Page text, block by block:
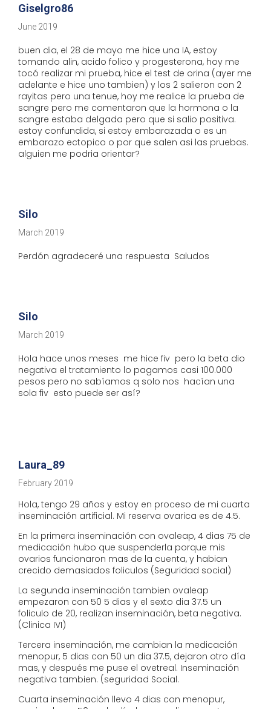
Giselgro86
June 2019
buen dia, el 28 de mayo me hice una IA, estoy
tomando alin, acido folico y progesterona, hoy me
tocó realizar mi prueba, hice el test de orina (ayer me
adelante e hice uno tambien) y los 2 salieron con 2
rayitas pero una tenue, hoy me realice la prueba de
sangre pero me comentaron que la hormona o la
sangre estaba delgada pero que si salio positiva.
estoy confundida, si estoy embarazada o es un
embarazo ectopico o por que salen asi las pruebas.
alguien me podria orientar?
Silo
March 2019
Perdón agradeceré una respuesta Saludos
Silo
March 2019
Hola hace unos meses me hice fiv pero la beta dio
negativa el tratamiento lo pagamos casi 100.000
pesos pero no sabíamos q solo nos hacían una
sola fiv esto puede ser así?
Laura_89
February 2019
Hola, tengo 29 años y estoy en proceso de mi cuarta
inseminación artificial. Mi reserva ovarica es de 4.5.
En la primera inseminación con ovaleap, 4 dias 75 de
medicación hubo que suspenderla porque mis
ovarios funcionaron mas de la cuenta, y habian
crecido demasiados foliculos (Seguridad social)
La segunda inseminación tambien ovaleap
empezaron con 50 5 dias y el sexto dia 37.5 un
foliculo de 20, realizan inseminación, beta negativa.
(Clinica IVI)
Tercera inseminación, me cambian la medicación
menopur, 5 dias con 50 un dia 37.5, dejaron otro día
mas, y después me puse el ovetreal. Inseminación
negativa tambien. (seguridad Social.
Cuarta inseminación llevo 4 dias con menopur,